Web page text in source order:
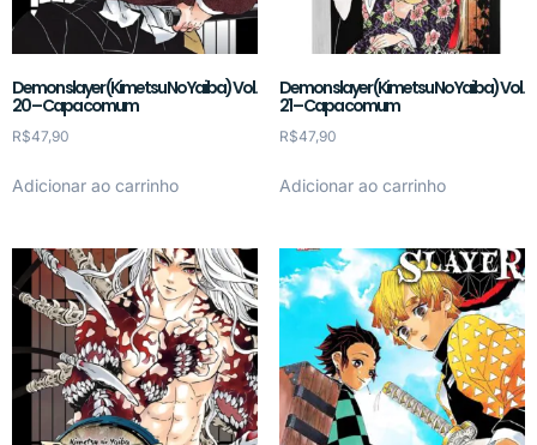
Demon slayer (Kimetsu No Yaiba) Vol.
20 – Capa comum
R$47,90
Adicionar ao carrinho
Demon slayer (Kimetsu No Yaiba) Vol.
21 – Capa comum
R$47,90
Adicionar ao carrinho